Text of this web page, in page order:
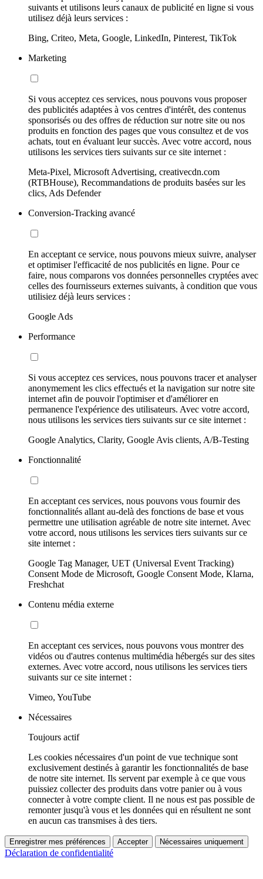
suivants et utilisons leurs canaux de publicité en ligne si vous
utilisez déjà leurs services :
Bing, Criteo, Meta, Google, LinkedIn, Pinterest, TikTok
Marketing
Si vous acceptez ces services, nous pouvons vous proposer
des publicités adaptées à vos centres d'intérêt, des contenus
sponsorisés ou des offres de réduction sur notre site ou nos
produits en fonction des pages que vous consultez et de vos
achats, tout en évaluant leur succès. Avec votre accord, nous
utilisons les services tiers suivants sur ce site internet :
Meta-Pixel, Microsoft Advertising, creativecdn.com
(RTBHouse), Recommandations de produits basées sur les
clics, Ads Defender
Conversion-Tracking avancé
En acceptant ce service, nous pouvons mieux suivre, analyser
et optimiser l'efficacité de nos publicités en ligne. Pour ce
faire, nous comparons vos données personnelles cryptées avec
celles des fournisseurs externes suivants, à condition que vous
utilisiez déjà leurs services :
Google Ads
Performance
Si vous acceptez ces services, nous pouvons tracer et analyser
anonymement les clics effectués et la navigation sur notre site
internet afin de pouvoir l'optimiser et d'améliorer en
permanence l'expérience des utilisateurs. Avec votre accord,
nous utilisons les services tiers suivants sur ce site internet :
Google Analytics, Clarity, Google Avis clients, A/B-Testing
Fonctionnalité
En acceptant ces services, nous pouvons vous fournir des
fonctionnalités allant au-delà des fonctions de base et vous
permettre une utilisation agréable de notre site internet. Avec
votre accord, nous utilisons les services tiers suivants sur ce
site internet :
Google Tag Manager, UET (Universal Event Tracking)
Consent Mode de Microsoft, Google Consent Mode, Klarna,
Freshchat
Contenu média externe
En acceptant ces services, nous pouvons vous montrer des
vidéos ou d'autres contenus multimédia hébergés sur des sites
externes. Avec votre accord, nous utilisons les services tiers
suivants sur ce site internet :
Vimeo, YouTube
Nécessaires
Toujours actif
Les cookies nécessaires d'un point de vue technique sont
exclusivement destinés à garantir les fonctionnalités de base
de notre site internet. Ils servent par exemple à ce que vous
puissiez collecter des produits dans votre panier ou à vous
connecter à votre compte client. Il ne nous est pas possible de
remonter jusqu'à vous et les données qui en résultent ne sont
en aucun cas transmises à des tiers.
Enregistrer mes préférences Accepter Nécessaires uniquement
Déclaration de confidentialité